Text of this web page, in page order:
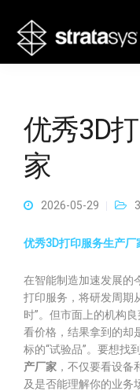
优秀3D
家
2026-05-29
优秀3D打印服务生产厂
在智能制造加速发展的
打印服务，将研发周期
时”。但市面上的机构
看价格，结果拿到的却
标的“试验品”。要想找
产厂家 ，不仅要看设
及是否能理解你的业务